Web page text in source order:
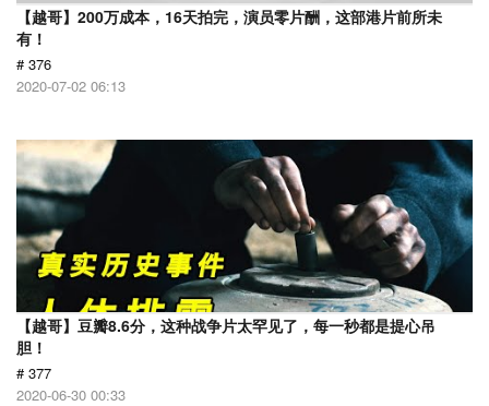
【越哥】200万成本，16天拍完，演员零片酬，这部港片前所未
有！
# 376
2020-07-02 06:13
【越哥】豆瓣8.6分，这种战争片太罕见了，每一秒都是提心吊
胆！
# 377
2020-06-30 00:33